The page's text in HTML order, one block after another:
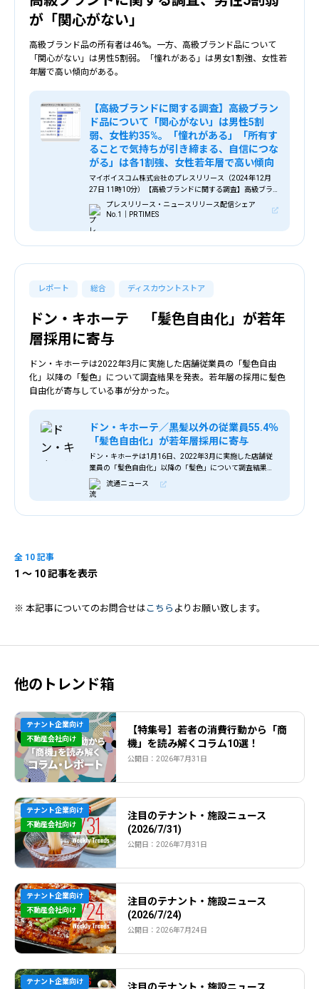
が「関心がない」
高級ブランド品の所有者は46%。一方、高級ブランド品について
「関心がない」は男性5割弱。「憧れがある」は男女1割強、女性若
年層で高い傾向がある。
【高級ブランドに関する調査】高級ブラン
ド品について「関心がない」は男性5割
弱、女性約35%。「憧れがある」「所有す
ることで気持ちが引き締まる、自信につな
がる」は各1割強、女性若年層で高い傾向
マイボイスコム株式会社のプレスリリース（2024年12月
27日 11時10分）【高級ブランドに関する調査】高級ブラ
ンド品について「関心がない」は男性5割弱、女性約35%。
「憧れがある」「所有することで気持ちが引き締まる、自
信につながる」は各1割強、女性若年層で高い傾向
プレスリリース・ニュースリリース配信シェア
No.1｜PR TIMES
レポート 総合 ディスカウントストア
ドン・キホーテ 「髪色自由化」が若年
層採用に寄与
ドン・キホーテは2022年3月に実施した店舗従業員の「髪色自由
化」以降の「髪色」について調査結果を発表。若年層の採用に髪色
自由化が寄与している事が分かった。
ドン・キホーテ／黒髪以外の従業員55.4％
「髪色自由化」が若年層採用に寄与
ドン・キホーテは1月16日、2022年3月に実施した店舗従
業員の「髪色自由化」以降の「髪色」について調査結果を
発表した。 ＜髪色比率の前年比＞ 調査結果では、カラー
（黒髪以外）の従業員は全体の55.4
流通ニュース
全 10 記事
1 〜 10 記事を表示
※ 本記事についてのお問合せは こちら よりお願い致します。
他のトレンド箱
【特集号】若者の消費行動から「商
機」を読み解くコラム10選！
公開日：2026年7月31日
テナント企業向け
不動産会社向け
注目のテナント・施設ニュース
(2026/7/31)
公開日：2026年7月31日
テナント企業向け
不動産会社向け
注目のテナント・施設ニュース
(2026/7/24)
公開日：2026年7月24日
テナント企業向け
不動産会社向け
テナント企業向け